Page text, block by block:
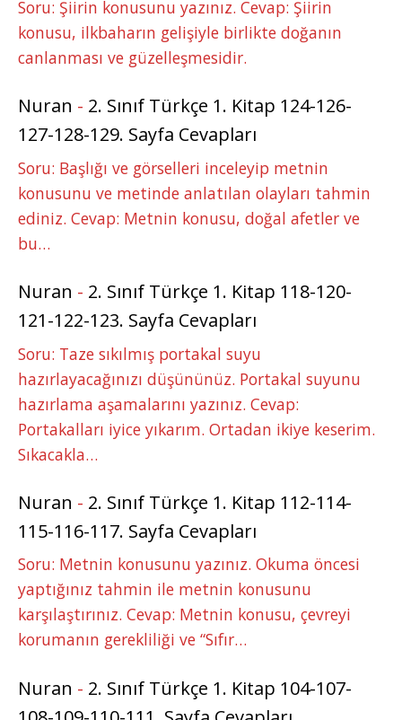
Soru: Şiirin konusunu yazınız. Cevap: Şiirin
konusu, ilkbaharın gelişiyle birlikte doğanın
canlanması ve güzelleşmesidir.
Nuran - 2. Sınıf Türkçe 1. Kitap 124-126-
127-128-129. Sayfa Cevapları
Soru: Başlığı ve görselleri inceleyip metnin
konusunu ve metinde anlatılan olayları tahmin
ediniz. Cevap: Metnin konusu, doğal afetler ve
bu…
Nuran - 2. Sınıf Türkçe 1. Kitap 118-120-
121-122-123. Sayfa Cevapları
Soru: Taze sıkılmış portakal suyu
hazırlayacağınızı düşününüz. Portakal suyunu
hazırlama aşamalarını yazınız. Cevap:
Portakalları iyice yıkarım. Ortadan ikiye keserim.
Sıkacakla…
Nuran - 2. Sınıf Türkçe 1. Kitap 112-114-
115-116-117. Sayfa Cevapları
Soru: Metnin konusunu yazınız. Okuma öncesi
yaptığınız tahmin ile metnin konusunu
karşılaştırınız. Cevap: Metnin konusu, çevreyi
korumanın gerekliliği ve “Sıfır…
Nuran - 2. Sınıf Türkçe 1. Kitap 104-107-